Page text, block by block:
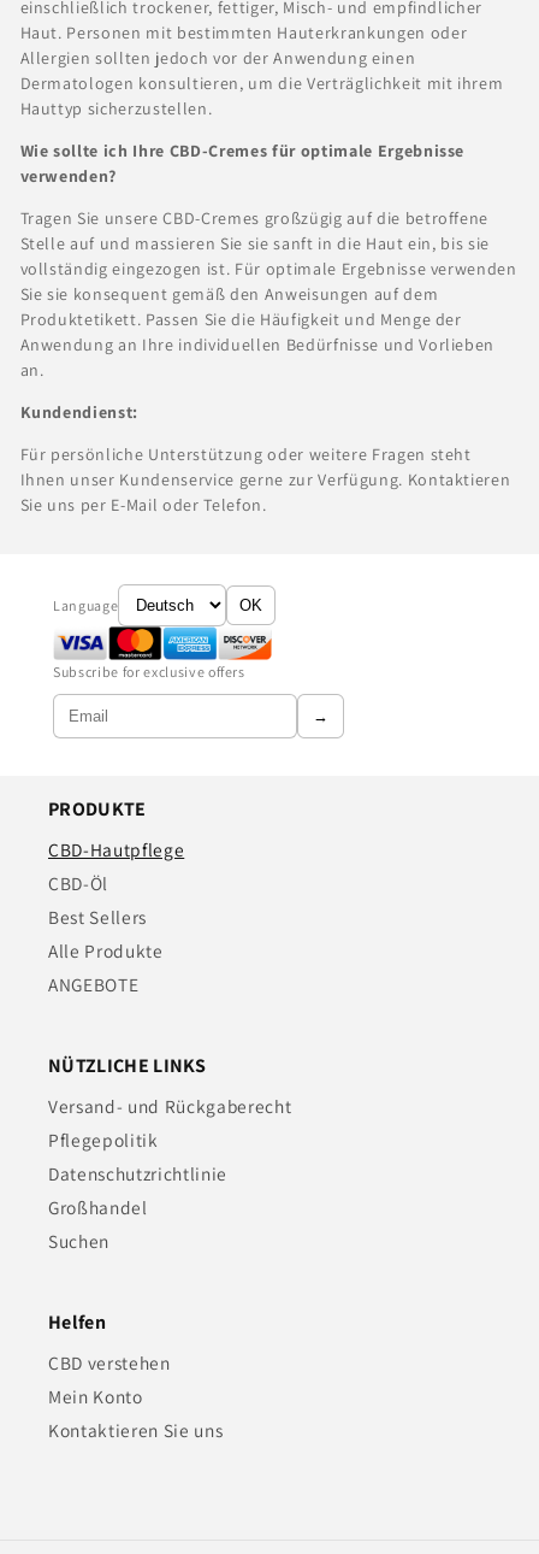
einschließlich trockener, fettiger, Misch- und empfindlicher
Haut. Personen mit bestimmten Hauterkrankungen oder
Allergien sollten jedoch vor der Anwendung einen
Dermatologen konsultieren, um die Verträglichkeit mit ihrem
Hauttyp sicherzustellen.
Wie sollte ich Ihre CBD-Cremes für optimale Ergebnisse
verwenden?
Tragen Sie unsere CBD-Cremes großzügig auf die betroffene
Stelle auf und massieren Sie sie sanft in die Haut ein, bis sie
vollständig eingezogen ist. Für optimale Ergebnisse verwenden
Sie sie konsequent gemäß den Anweisungen auf dem
Produktetikett. Passen Sie die Häufigkeit und Menge der
Anwendung an Ihre individuellen Bedürfnisse und Vorlieben
an.
Kundendienst:
Für persönliche Unterstützung oder weitere Fragen steht
Ihnen unser Kundenservice gerne zur Verfügung. Kontaktieren
Sie uns per E-Mail oder Telefon.
Language OK
Subscribe for exclusive offers
→
PRODUKTE
CBD-Hautpflege
CBD-Öl
Best Sellers
Alle Produkte
ANGEBOTE
NÜTZLICHE LINKS
Versand- und Rückgaberecht
Pflegepolitik
Datenschutzrichtlinie
Großhandel
Suchen
Helfen
CBD verstehen
Mein Konto
Kontaktieren Sie uns